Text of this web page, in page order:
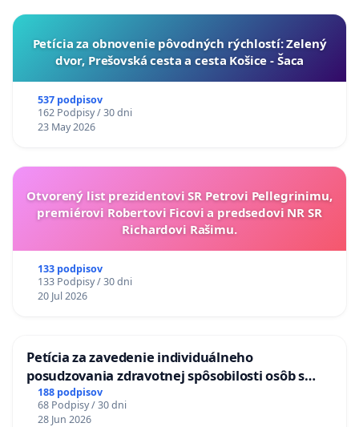
​Petícia za obnovenie pôvodných rýchlostí: Zelený
dvor, Prešovská cesta a cesta Košice - Šaca
537 podpisov
162 Podpisy / 30 dni
23 May 2026
Otvorený list prezidentovi SR Petrovi Pellegrinimu,
premiérovi Robertovi Ficovi a predsedovi NR SR
Richardovi Rašimu.
133 podpisov
133 Podpisy / 30 dni
20 Jul 2026
Petícia za zavedenie individuálneho
posudzovania zdravotnej spôsobilosti osôb s
diabetom 1. a 2. typu pri prijímaní do
Policajného zboru SR
188 podpisov
68 Podpisy / 30 dni
28 Jun 2026